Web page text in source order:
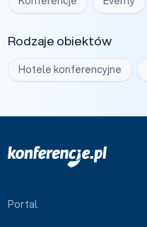
Rodzaje obiektów
Hotele konferencyjne
Portal